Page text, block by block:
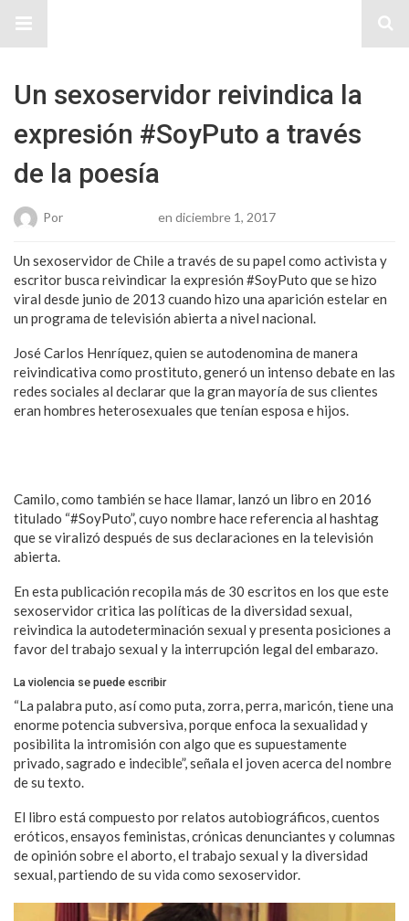
Un sexoservidor reivindica la
expresión #SoyPuto a través
de la poesía
Por en diciembre 1, 2017
Un sexoservidor de Chile a través de su papel como activista y
escritor busca reivindicar la expresión #SoyPuto que se hizo
viral desde junio de 2013 cuando hizo una aparición estelar en
un programa de televisión abierta a nivel nacional.
José Carlos Henríquez, quien se autodenomina de manera
reivindicativa como prostituto, generó un intenso debate en las
redes sociales al declarar que la gran mayoría de sus clientes
eran hombres heterosexuales que tenían esposa e hijos.
Camilo, como también se hace llamar, lanzó un libro en 2016
titulado “#SoyPuto”, cuyo nombre hace referencia al hashtag
que se viralizó después de sus declaraciones en la televisión
abierta.
En esta publicación recopila más de 30 escritos en los que este
sexoservidor critica las políticas de la diversidad sexual,
reivindica la autodeterminación sexual y presenta posiciones a
favor del trabajo sexual y la interrupción legal del embarazo.
La violencia se puede escribir
“La palabra puto, así como puta, zorra, perra, maricón, tiene una
enorme potencia subversiva, porque enfoca la sexualidad y
posibilita la intromisión con algo que es supuestamente
privado, sagrado e indecible”, señala el joven acerca del nombre
de su texto.
El libro está compuesto por relatos autobiográficos, cuentos
eróticos, ensayos feministas, crónicas denunciantes y columnas
de opinión sobre el aborto, el trabajo sexual y la diversidad
sexual, partiendo de su vida como sexoservidor.